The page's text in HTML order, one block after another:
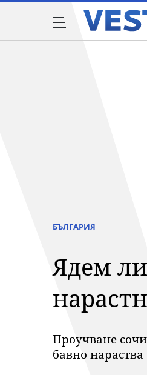
БЪЛГАРИЯ
Ядем
Проучване
бавно нараства